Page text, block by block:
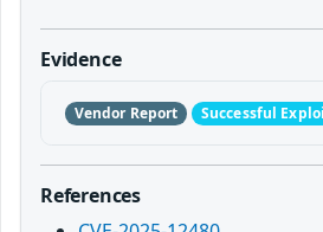
Evidence
Vendor Report Successful
References